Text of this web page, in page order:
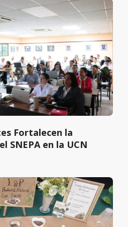
Fortalecen la
SNEPA en la UCN